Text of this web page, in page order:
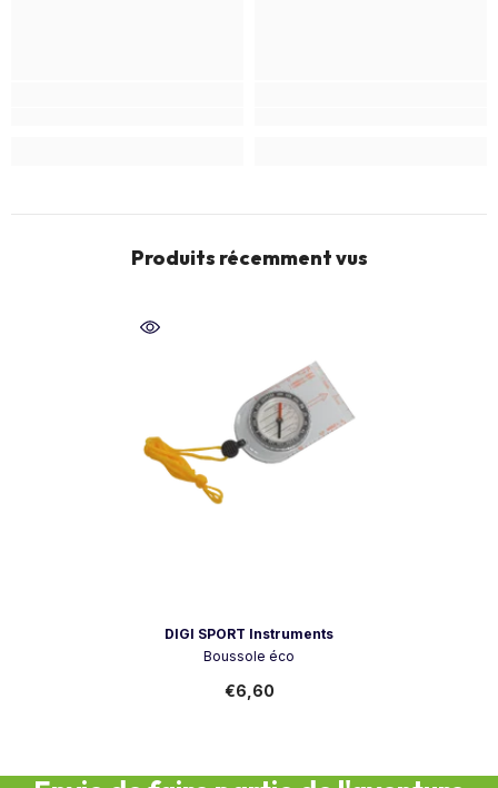
Produits récemment vus
Vendeur:DIGI SPORT Instruments
Boussole éco
€6,60